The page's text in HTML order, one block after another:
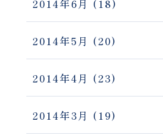
2014年6月 (18)
2014年5月 (20)
2014年4月 (23)
2014年3月 (19)